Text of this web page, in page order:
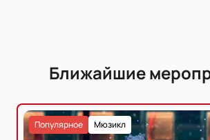
Ближайшие
Мюзикл
Популярное